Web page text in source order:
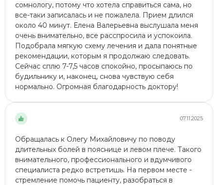
сомнологу, потому что хотела справиться сама, но
все-таки записалась и не пожалела. Прием длился
около 40 минут. Елена Валерьевна выслушала меня
очень внимательно, все расспросила и успокоила.
Подобрала мягкую схему лечения и дала понятные
рекомендации, которым я продолжаю следовать.
Сейчас сплю 7-7,5 часов спокойно, просыпаюсь по
будильнику и, наконец, снова чувствую себя
нормально. Огромная благодарность доктору!
07.11.2025
Обращалась к Олегу Михайловичу по поводу
длительных болей в пояснице и левом плече. Такого
внимательного, профессионального и вдумчивого
специалиста редко встретишь. На первом месте -
стремление помочь пациенту, разобраться в